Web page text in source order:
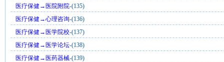
医疗保健→医院附院-(135)
医疗保健→心理咨询-(136)
医疗保健→医学院校-(137)
医疗保健→医学论坛-(138)
医疗保健→医药器械-(139)